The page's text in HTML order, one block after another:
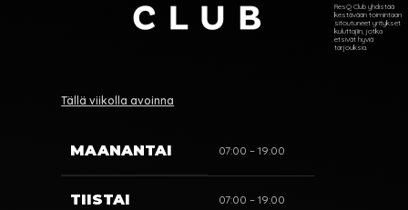
ResQ Club yhdistää
kestävään toimintaan
sitoutuneet yritykset
kuluttajiin, jotka
etsivät hyviä
tarjouksia.
Tällä viikolla avoinna
MAANANTAI 07:00 – 19:00
TIISTAI 07:00 – 19:00